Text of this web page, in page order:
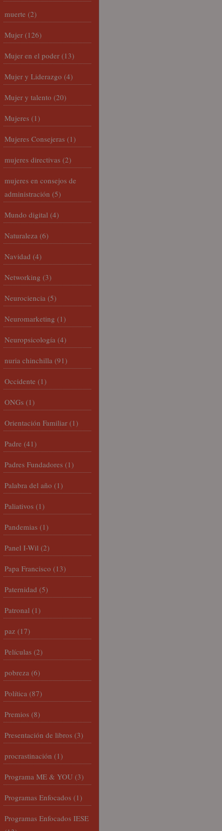
muerte (2)
Mujer (126)
Mujer en el poder (13)
Mujer y Liderazgo (4)
Mujer y talento (20)
Mujeres (1)
Mujeres Consejeras (1)
mujeres directivas (2)
mujeres en consejos de
administración (5)
Mundo digital (4)
Naturaleza (6)
Navidad (4)
Networking (3)
Neurociencia (5)
Neuromarketing (1)
Neuropsicología (4)
nuria chinchilla (91)
Occidente (1)
ONGs (1)
Orientación Familiar (1)
Padre (41)
Padres Fundadores (1)
Palabra del año (1)
Paliativos (1)
Pandemias (1)
Panel I-Wil (2)
Papa Francisco (13)
Paternidad (5)
Patronal (1)
paz (17)
Películas (2)
pobreza (6)
Política (87)
Premios (8)
Presentación de libros (3)
procrastinación (1)
Programa ME & YOU (3)
Programas Enfocados (1)
Programas Enfocados IESE